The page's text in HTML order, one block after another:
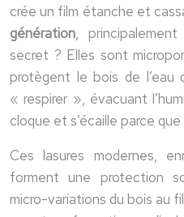
crée un film étanche et
génération,
secret ? Elles sont
protègent le bois de
« respirer », évacuant
cloque et s’écaille parce
Ces lasures modernes,
forment une protection
micro-variations du bois au